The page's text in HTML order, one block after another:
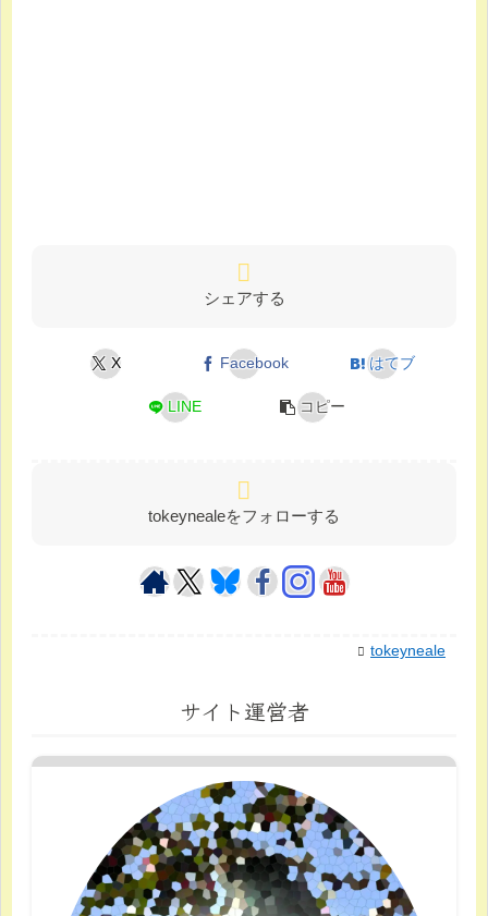
シェアする
X Facebook はてブ
LINE コピー
tokeynealeをフォローする
tokeyneale
サイト運営者